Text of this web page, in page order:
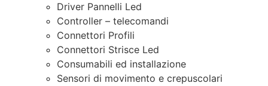
Driver Pannelli Led
Controller – telecomandi
Connettori Profili
Connettori Strisce Led
Consumabili ed installazione
Sensori di movimento e crepuscolari